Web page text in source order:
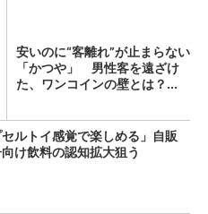
安いのに“客離れ”が止まらない
「かつや」 男性客を遠ざけ
た、ワンコインの壁とは？...
ルトイ感覚で楽しめる」自販
け飲料の認知拡大狙う